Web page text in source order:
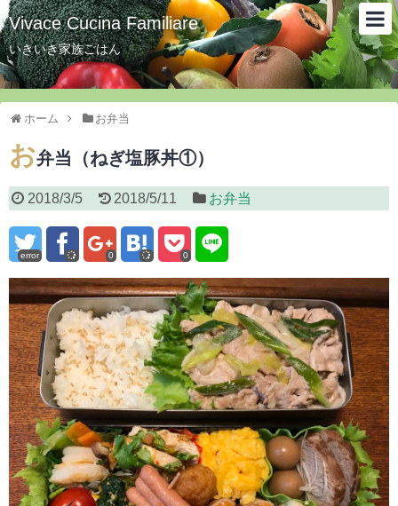
Vivace Cucina Familiare
いきいき家族ごはん
ホーム お弁当
お弁当（ねぎ塩豚丼①）
2018/3/5 2018/5/11 お弁当
error 0 0